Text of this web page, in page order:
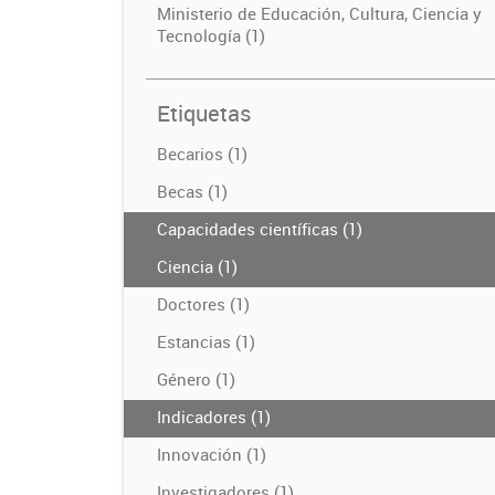
Ministerio de Educación, Cultura, Ciencia y
Tecnología (1)
Etiquetas
Becarios (1)
Becas (1)
Capacidades científicas (1)
Ciencia (1)
Doctores (1)
Estancias (1)
Género (1)
Indicadores (1)
Innovación (1)